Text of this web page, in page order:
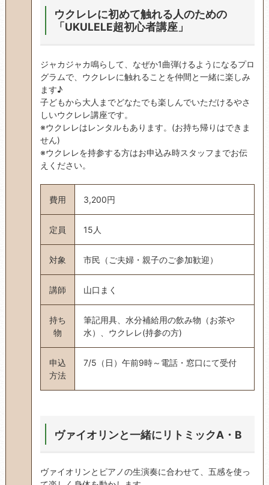
ウクレレに初めて触れる人のための
「UKULELE超初心者講座」
ジャカジャカ鳴らして、なぜか1曲弾けるようになるプロ
グラムで、ウクレレに触れることを仲間と一緒に楽しみ
ます♪
子どもから大人までどなたでも楽しんでいただけるやさ
しいウクレレ講座です。
※ウクレレはレンタルもあります。(お持ち帰りはできま
せん)
※ウクレレを持参する方はお申込み時スタッフまでお伝
えください。
費用 3,200円
定員 15人
対象 市民（ご夫婦・親子のご参加歓迎）
講師 山口まく
持ち
物
筆記用具、水分補給用の飲み物（お茶や
水）、ウクレレ(持参の方)
申込
方法
7/5（日）午前9時～電話・窓口にて受付
ヴァイオリンと一緒にリトミックA・B
ヴァイオリンとピアノの生演奏に合わせて、五感を使っ